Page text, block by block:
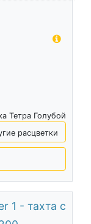
Тетра Голубой
расцветки
1 - тахта с